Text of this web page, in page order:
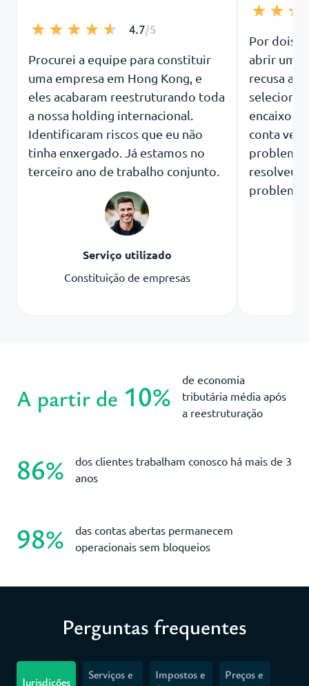
4.7/5
Procurei a equipe para constituir
uma empresa em Hong Kong, e
eles acabaram reestruturando toda
a nossa holding internacional.
Identificaram riscos que eu não
tinha enxergado. Já estamos no
terceiro ano de trabalho conjunto.
Serviço utilizado
Constituição de empresas
Por dois
abrir uma
recusa
encaixou
conta
resolveu
problema.
A partir de 10%
de economia
tributária média após
a reestruturação
86%
dos clientes trabalham conosco há mais de 3
anos
98%
das contas abertas permanecem
operacionais sem bloqueios
Perguntas frequentes
Jurisdições
Serviços e
Impostos e
Preços e